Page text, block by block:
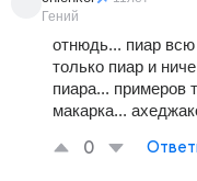
Гений
отнюдь... пиар
только пиар и
пиара... примеров
макарка...
0